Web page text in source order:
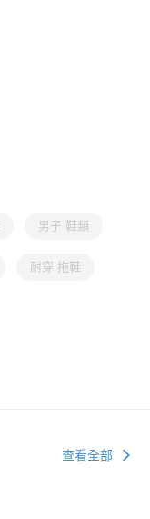
男子 鞋類
耐穿 拖鞋
查看全部